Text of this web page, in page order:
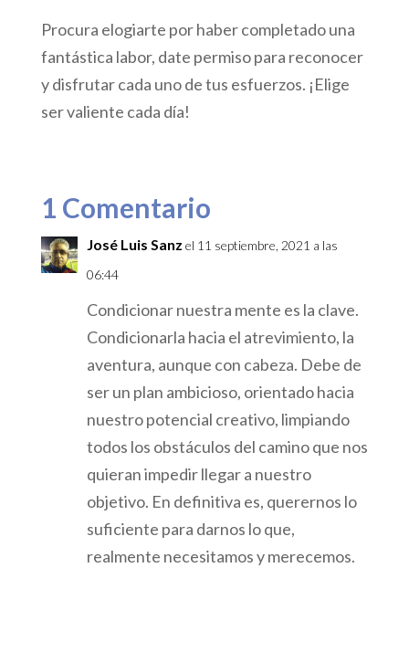
Procura elogiarte por haber completado una
fantástica labor, date permiso para reconocer
y disfrutar cada uno de tus esfuerzos. ¡Elige
ser valiente cada día!
1 Comentario
José Luis Sanz el 11 septiembre, 2021 a las
06:44
Condicionar nuestra mente es la clave.
Condicionarla hacia el atrevimiento, la
aventura, aunque con cabeza. Debe de
ser un plan ambicioso, orientado hacia
nuestro potencial creativo, limpiando
todos los obstáculos del camino que nos
quieran impedir llegar a nuestro
objetivo. En definitiva es, querernos lo
suficiente para darnos lo que,
realmente necesitamos y merecemos.